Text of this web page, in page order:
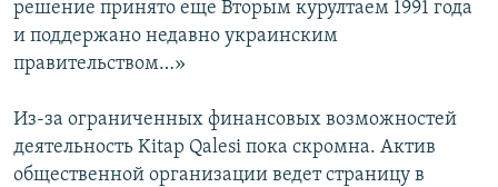
решение принято еще Вторым курултаем 1991 года
и поддержано недавно украинским
правительством…»
Из-за ограниченных финансовых возможностей
деятельность Kitap Qalesi пока скромна. Актив
общественной организации ведет страницу в